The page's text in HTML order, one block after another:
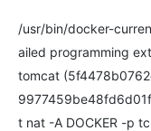
/usr/bin/docker-
ailed programming
tomcat
t nat -A DOCKER -p